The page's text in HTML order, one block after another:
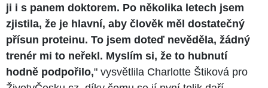
ji i s panem doktorem. Po několika letech jsem
zjistila, že je hlavní, aby člověk měl dostatečný
přísun proteinu. To jsem doteď nevěděla, žádný
trenér mi to neřekl. Myslím si, že to hubnutí
hodně podpořilo," vysvětlila Charlotte Štiková pro